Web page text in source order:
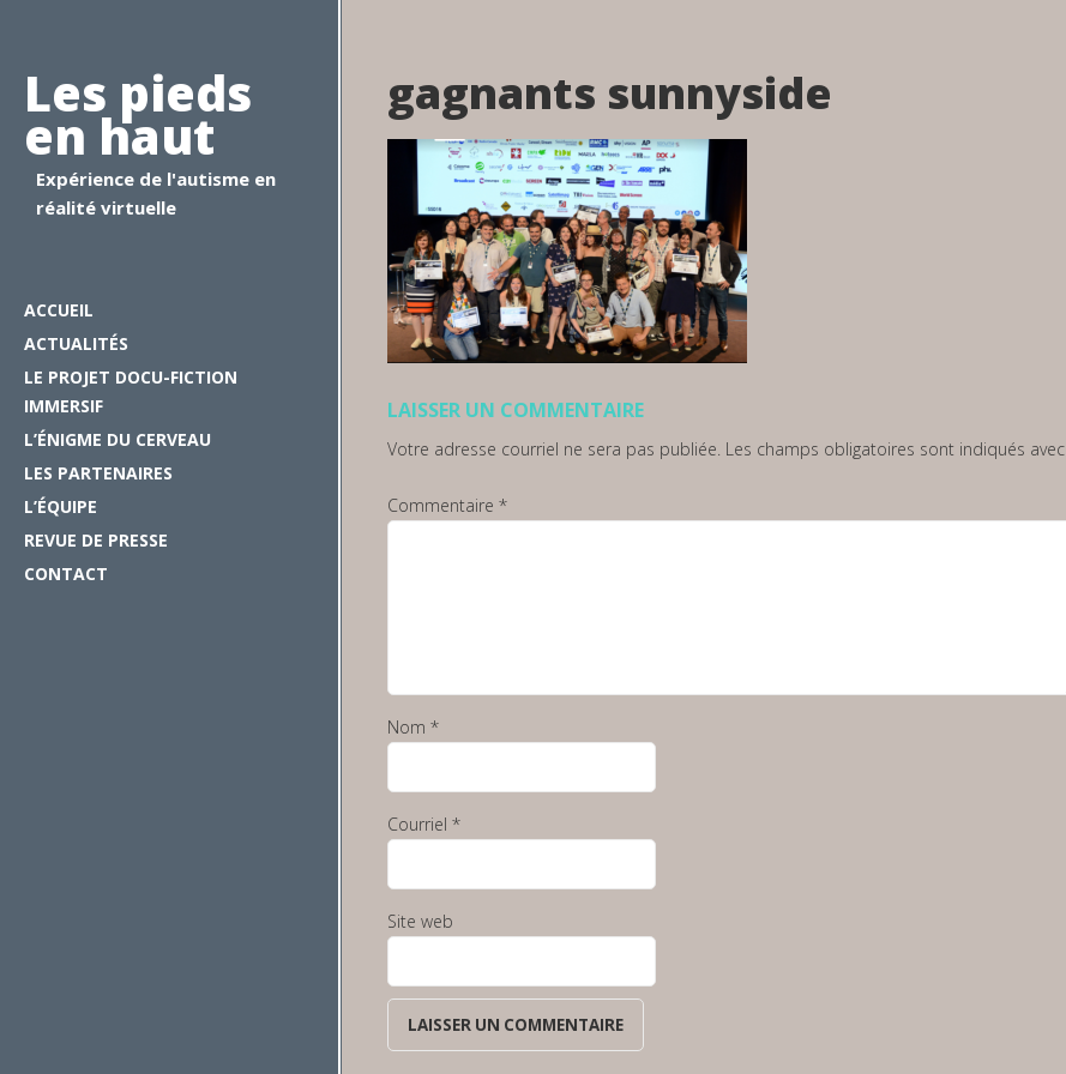
Les pieds
en haut
Expérience de l'autisme en
réalité virtuelle
ACCUEIL
ACTUALITÉS
LE PROJET DOCU-FICTION
IMMERSIF
L’ÉNIGME DU CERVEAU
LES PARTENAIRES
L’ÉQUIPE
REVUE DE PRESSE
CONTACT
gagnants sunnyside
LAISSER UN COMMENTAIRE
Votre adresse courriel ne sera pas publiée. Les champs obligatoires sont indiqués avec
Commentaire *
Nom *
Courriel *
Site web